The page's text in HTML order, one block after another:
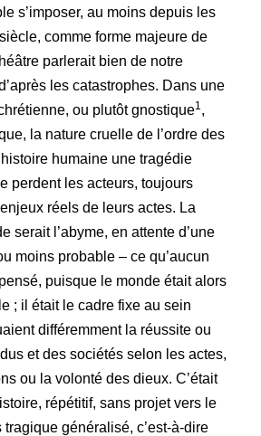
s’imposer, au moins depuis les
siècle, comme forme majeure de
parlerait bien de notre
les catastrophes. Dans une
ou plutôt gnostique1 ,
la nature cruelle de l’ordre des
humaine une tragédie
perdent les acteurs, toujours
réels de leurs actes. La
serait l’abyme, en attente d’une
moins probable – ce qu’aucun
puisque le monde était alors
; il était le cadre fixe au sein
différemment la réussite ou
et des sociétés selon les actes,
ou la volonté des dieux. C’était
répétitif, sans projet vers le
tragique généralisé, c’est-à-dire